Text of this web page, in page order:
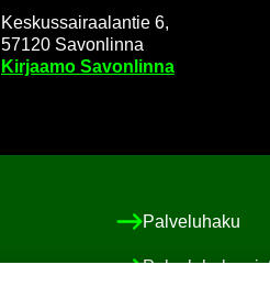
Kes­kus­sai­raa­lan­tie 6,
57120 Sa­von­lin­na
Kir­jaa­mo Sa­von­lin­na
Pal­ve­lu­ha­ku